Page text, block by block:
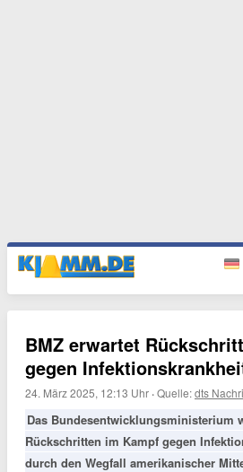
BMZ erwartet
gegen
24. März 2025, 12:13 Uhr ·Quelle:dts
Das Bundesentwicklungsministerium
Rückschritten im Kampf gegen
durch den Wegfall amerikanischer